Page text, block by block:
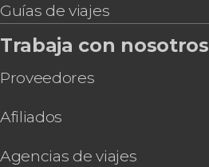
Guías de viajes
Trabaja con nosotros
Proveedores
Afiliados
Agencias de viajes